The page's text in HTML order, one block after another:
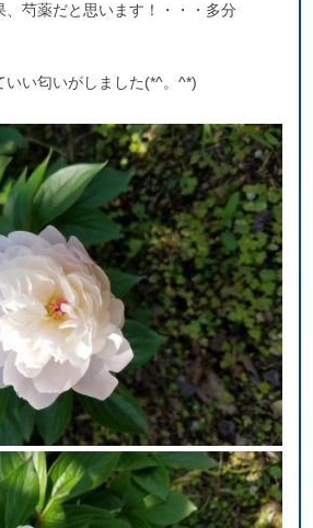
、芍薬だと思います！・・・多分
いい匂いがしました(*^。^*)